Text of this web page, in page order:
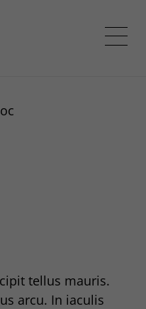
tellus mauris.
arcu. In iaculis